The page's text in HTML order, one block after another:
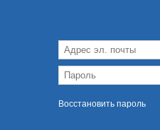
Восстановить пароль